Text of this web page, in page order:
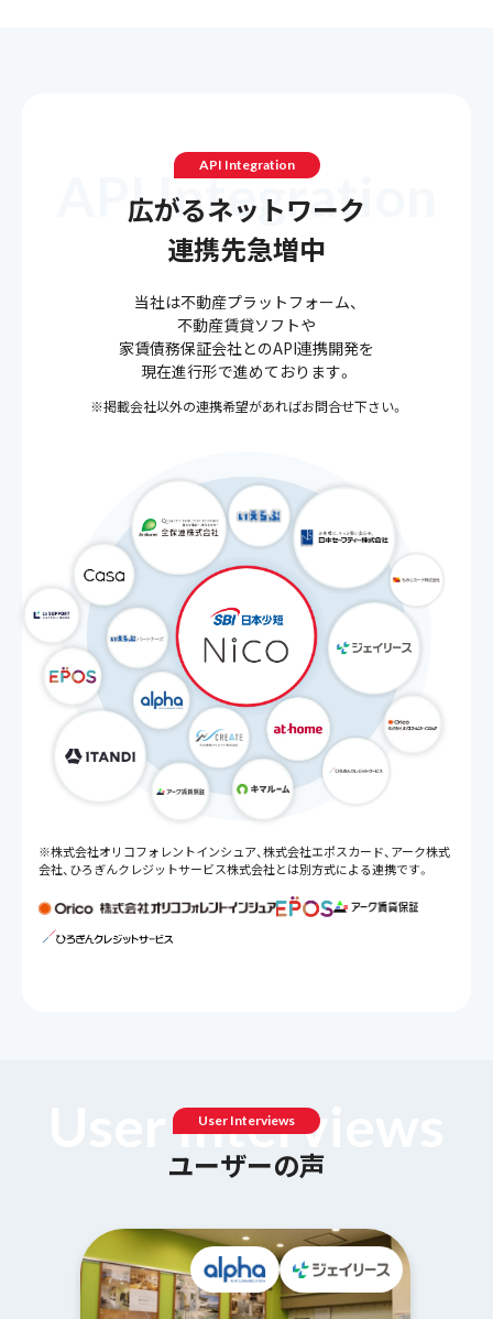
IIntegrati
API Integration
広がるネットワーク
連携先急増中
当社は不動産プラットフォーム、
不動産賃貸ソフトや
家賃債務保証会社とのAPI連携開発を
現在進行形で進めております。
※掲載会社以外の連携希望があればお問合せ下さい。
※株式会社オリコフォレントインシュア、株式会社エポスカード、アーク株式
会社、ひろぎんクレジットサービス株式会社とは別方式による連携です。
Interv
User Interviews
ユーザーの声